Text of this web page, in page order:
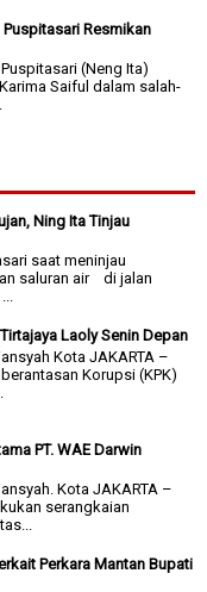
Resmikan
(Neng Ita)
Saiful dalam salah-
Ning Ita Tinjau
saat meninjau
saluran air di jalan
Laoly Senin Depan
Kota JAKARTA –
Korupsi (KPK)
PT. WAE Darwin
Kota JAKARTA –
serangkaian
Perkara Mantan Bupati